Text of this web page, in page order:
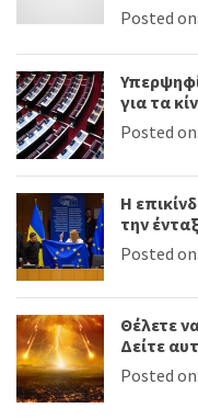
Posted
για τα
Posted
Η
την
Posted
Θέλετε
Δείτε
Posted